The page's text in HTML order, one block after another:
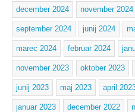
december 2024 november 2024
september 2024 junij 2024
marec 2024 februar 2024
november 2023 oktober 2023
junij 2023 maj 2023 april
januar 2023 december 2022